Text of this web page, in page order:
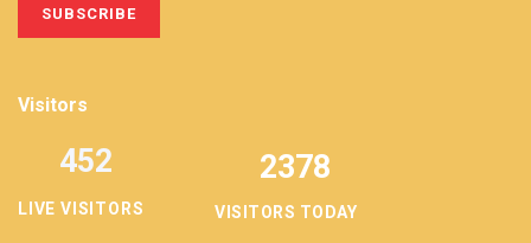
Visitors
LIVE VISITORS
452 2378
VISITORS TODAY